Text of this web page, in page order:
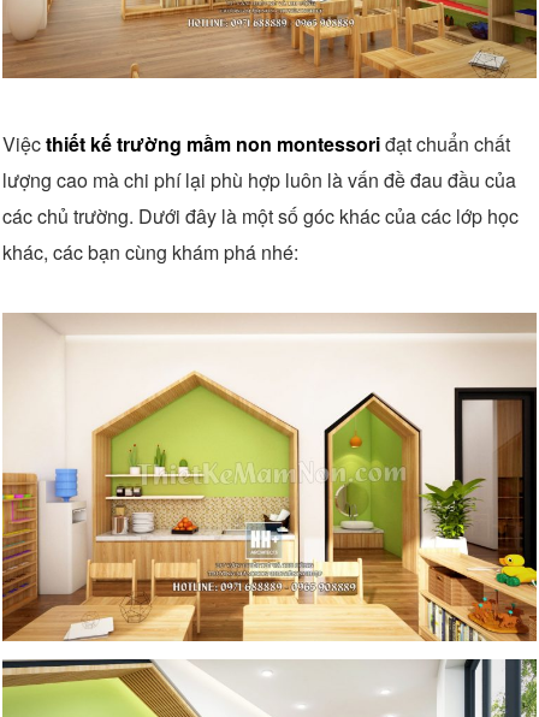
Việcthiết kế trường mầm non montessoriđạt chuẩn chất
lượng cao mà chi phí lại phù hợp luôn là vấn đề đau đầu của
các chủ trường. Dưới đây là một số góc khác của các lớp học
khác, các bạn cùng khám phá nhé: